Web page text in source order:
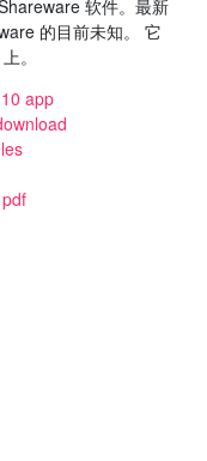
软件。最新
的目前未知。 它
。
app